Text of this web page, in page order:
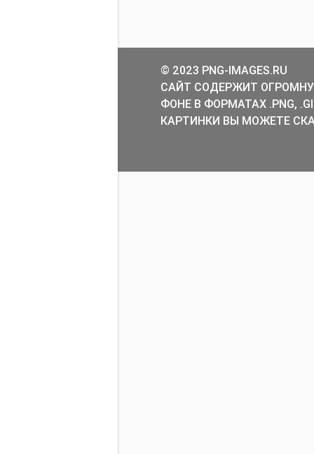
© 2023 PNG-IMAGES.RU
САЙТ СОДЕРЖИТ
ФОНЕ В ФОРМАТАХ .PNG,
КАРТИНКИ ВЫ МОЖЕТЕ